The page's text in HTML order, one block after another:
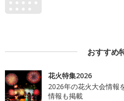
おすすめ
花火特集2026
2026年の花火大会情報
情報も掲載